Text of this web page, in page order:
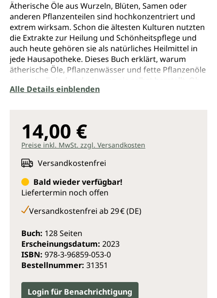
Ätherische Öle aus Wurzeln, Blüten, Samen oder
anderen Pflanzenteilen sind hochkonzentriert und
extrem wirksam. Schon die ältesten Kulturen nutzten
die Extrakte zur Heilung und Schönheitspflege und
auch heute gehören sie als natürliches Heilmittel in
jede Hausapotheke. Dieses Buch erklärt, warum
ätherische Öle, Pflanzenwässer und fette Pflanzenöle
so wertvoll sind und wie man sie selbst herstellt. Ob
zur Stärkung des Immunsystems, gegen Stress und
jeden Zweck und erfährt alles über Wirkung und
Anwendung.
Alle Details einblenden
14,00 €
Preise inkl. MwSt. zzgl. Versandkosten
Versandkostenfrei
Bald wieder verfügbar!
Liefertermin noch offen
Versandkostenfrei ab 29 € (DE)
Buch: 128 Seiten
Erscheinungsdatum: 2023
ISBN: 978-3-96859-053-0
Bestellnummer: 31351
Login für Benachrichtigung